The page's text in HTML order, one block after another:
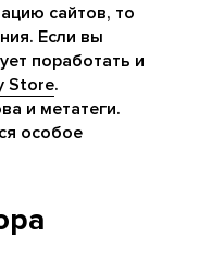
сайтов, то
Если вы
поработать и
Store.
и метатеги.
особое